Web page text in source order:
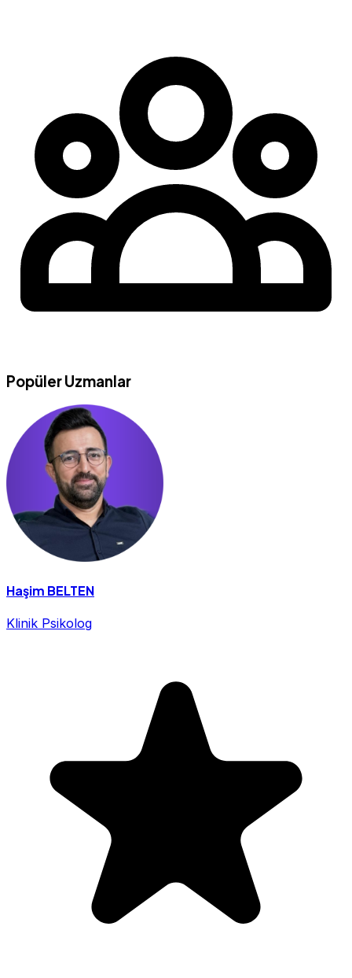
Popüler Uzmanlar
Haşim BELTEN
Klinik Psikolog